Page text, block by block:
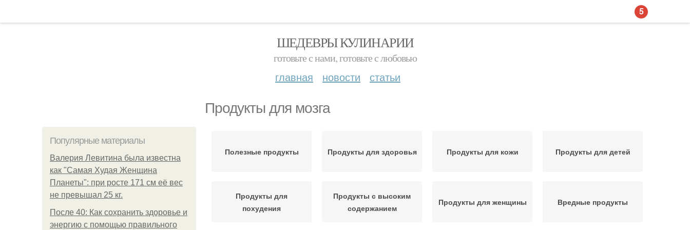
ШЕДЕВРЫ КУЛИНАРИИ
готовьте с нами, готовьте с любовью
главная новости статьи
Продукты для мозга
Популярные материалы
Валерия Левитина была известна
как "Самая Худая Женщина
Планеты": при росте 171 см её вес
не превышал 25 кг.
После 40: Как сохранить здоровье и
энергию с помощью правильного
Полезные продукты Продукты для здоровья Продукты для кожи Продукты для детей
Продукты для
похудения
Продукты с высоким
содержанием
Продукты для женщины Вредные продукты
5